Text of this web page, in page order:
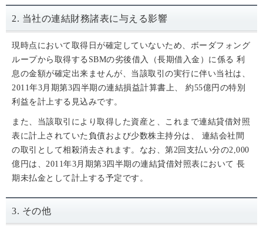
2. 当社の連結財務諸表に与える影響
現時点において取得日が確定していないため、ボーダフォング
ループから取得するSBMの劣後借入（長期借入金）に係る 利
息の金額が確定出来ませんが、当該取引の実行に伴い当社は、
2011年3月期第3四半期の連結損益計算書上、 約55億円の特別
利益を計上する見込みです。
また、当該取引により取得した資産と、これまで連結貸借対照
表に計上されていた負債および少数株主持分は、 連結会社間
の取引として相殺消去されます。なお、第2回支払い分の2,000
億円は、2011年3月期第3四半期の連結貸借対照表において 長
期未払金として計上する予定です。
3. その他